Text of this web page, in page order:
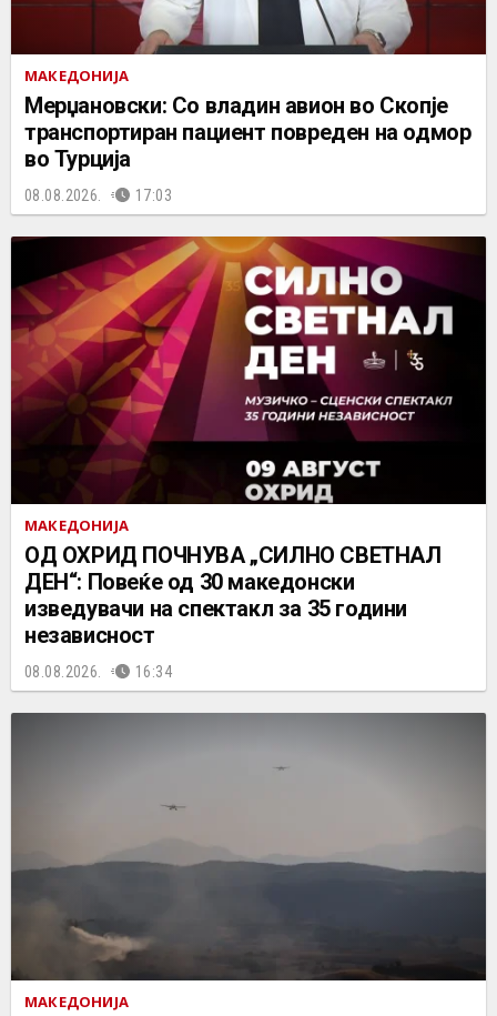
МАКЕДОНИЈА
Мерџановски: Со владин авион во Скопје
транспортиран пациент повреден на одмор
во Турција
08.08.2026. 17:03
МАКЕДОНИЈА
ОД ОХРИД ПОЧНУВА „СИЛНО СВЕТНАЛ
ДЕН“: Повеќе од 30 македонски
изведувачи на спектакл за 35 години
независност
08.08.2026. 16:34
МАКЕДОНИЈА